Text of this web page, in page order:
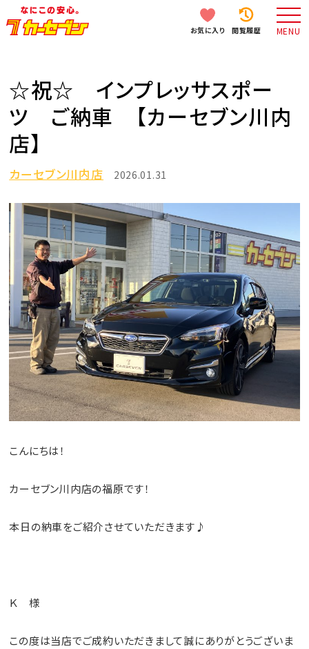
お気に入り 閲覧履歴 MENU
☆祝☆ インプレッサスポー
ツ ご納車 【カーセブン川内
店】
カーセブン川内店 2026.01.31
こんにちは！
カーセブン川内店の福原です！
本日の納車をご紹介させていただきます♪
Ｋ 様
この度は当店でご成約いただきまして誠にありがとうございま